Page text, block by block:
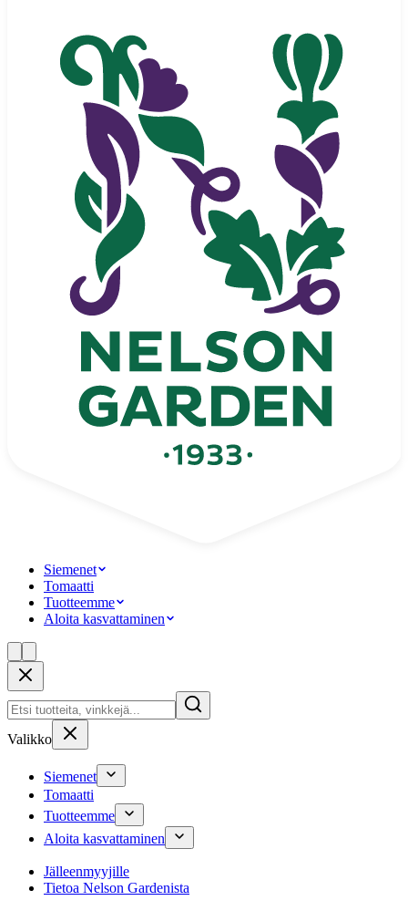
Siemenet
Tomaatti
Tuotteemme
Aloita kasvattaminen
Valikko
Siemenet
Tomaatti
Tuotteemme
Aloita kasvattaminen
Jälleenmyyjille
Tietoa Nelson Gardenista